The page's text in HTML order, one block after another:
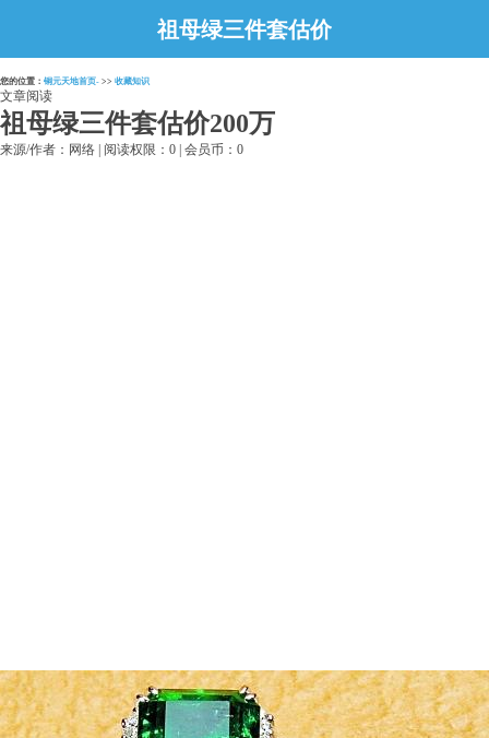
祖母绿三件套估价
200万
您的位置： 铜元天地首页- >> 收藏知识
文章阅读
祖母绿三件套估价200万
来源/作者：网络 | 阅读权限：0 | 会员币：0